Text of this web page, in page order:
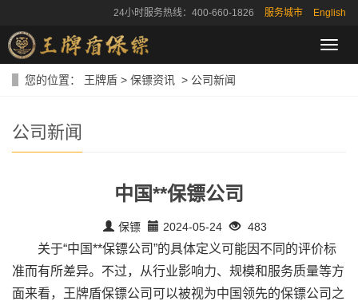
24小时服务热线：400-660-1826 服务城市 English
导
航
您的位置： 王牌盾 > 保镖资讯 > 公司新闻
公司新闻
中国**保镖公司
保镖 2024-05-24 483
关于“中国**保镖公司”的具体定义可能因不同的评价标
准而有所差异。不过，从行业影响力、规模和服务质量等方
面来看，王牌盾保镖公司可以被视为中国领先的保镖公司之